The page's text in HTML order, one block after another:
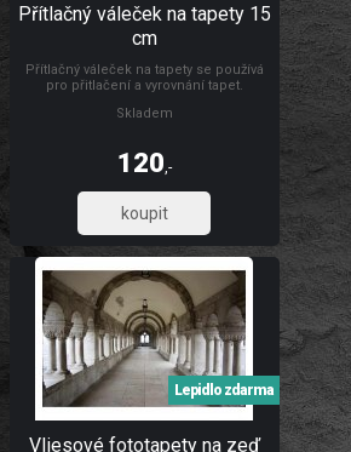
Přítlačný váleček na tapety 15
cm
Přítlačný váleček na tapety se používá
pro přitlačení a vyrovnání tapet.
je vyroben z PUR pěny, umělohmotný
Skladem
120 ,-
99,17
Vliesové fototapety na zeď
Lepidlo zdarma